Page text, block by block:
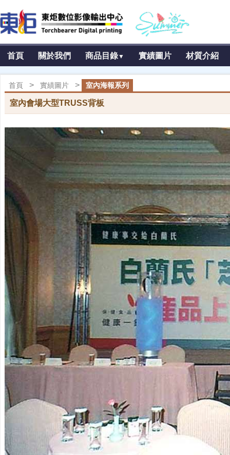
首頁 關於我們 商品目錄▼ 實績圖片 材質介紹
首頁 > 實績圖片 > 室內海報系列
室內會場大型TRUSS背板